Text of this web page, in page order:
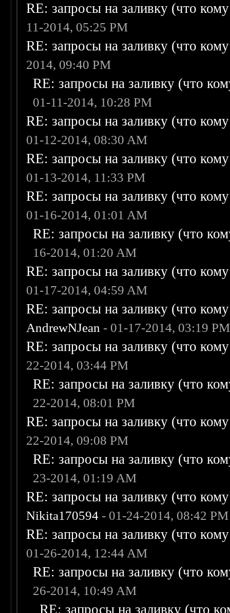
RE: запросы на заливку (что
11-2014, 05:25 PM
RE: запросы на заливку (что
2014, 09:40 PM
RE: запросы на заливку (что
01-11-2014, 10:28 PM
RE: запросы на заливку (что
01-12-2014, 08:30 AM
RE: запросы на заливку (что
01-13-2014, 11:33 PM
RE: запросы на заливку (что
01-16-2014, 01:01 AM
RE: запросы на заливку (что
16-2014, 01:20 AM
RE: запросы на заливку (что
01-17-2014, 04:59 AM
RE: запросы на заливку (что
AndrewNJean - 01-17-2014, 03:19 PM
RE: запросы на заливку (что
22-2014, 03:44 PM
RE: запросы на заливку (что
22-2014, 08:01 PM
RE: запросы на заливку (что
22-2014, 09:08 PM
RE: запросы на заливку (что
23-2014, 01:19 AM
RE: запросы на заливку (что
Nikita170594 - 01-24-2014, 08:42 PM
RE: запросы на заливку (что
01-26-2014, 12:44 AM
RE: запросы на заливку (что
26-2014, 10:49 AM
RE: запросы на заливку (что